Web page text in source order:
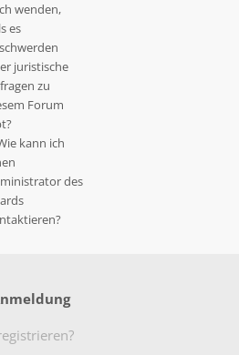
wenden,
es
juristische
zu
Forum
kann ich
des